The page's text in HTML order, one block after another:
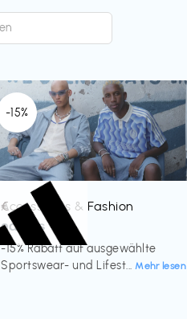
-15%
Accessoires & Fashion
adidas
-15% Rabatt auf ausgewählte
Sportswear- und Lifest...Mehr lesen
€‎